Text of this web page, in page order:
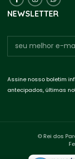
NEWSLETTER
Assine nosso boletim
antecipados, últimas
© Rei dos